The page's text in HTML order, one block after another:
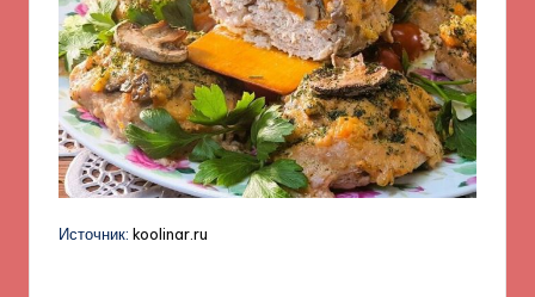
Источник: koolinar.ru